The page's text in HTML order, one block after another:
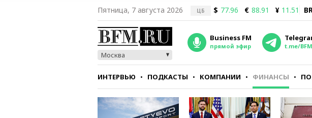
Пятница, 7 августа 2026 ЦБ $ 77.96 € 88.91 ¥ 11.51
Москва
Business FM
прямой эфир t.me/
ИНТЕРВЬЮ ПОДКАСТЫ КОМПАНИИ ФИНАНСЫ
СТИЛЬ ТЕСТЫ